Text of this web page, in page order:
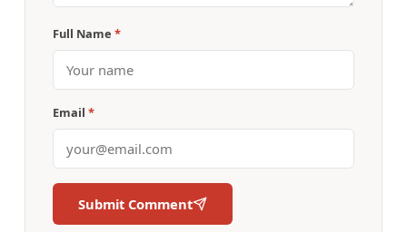
Full Name *
Email *
Submit Comment